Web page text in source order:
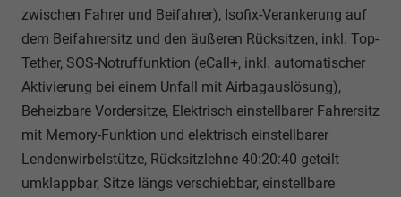
zwischen Fahrer und Beifahrer), Isofix-Verankerung auf
dem Beifahrersitz und den äußeren Rücksitzen, inkl. Top-
Tether, SOS-Notruffunktion (eCall+, inkl. automatischer
Aktivierung bei einem Unfall mit Airbagauslösung),
Beheizbare Vordersitze, Elektrisch einstellbarer Fahrersitz
mit Memory-Funktion und elektrisch einstellbarer
Lendenwirbelstütze, Rücksitzlehne 40:20:40 geteilt
umklappbar, Sitze längs verschiebbar, einstellbare